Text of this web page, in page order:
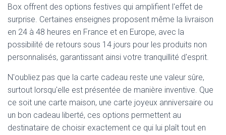
Box offrent des options festives qui amplifient l'effet de
surprise. Certaines enseignes proposent même la livraison
en 24 à 48 heures en France et en Europe, avec la
possibilité de retours sous 14 jours pour les produits non
personnalisés, garantissant ainsi votre tranquillité d'esprit.
N'oubliez pas que la carte cadeau reste une valeur sûre,
surtout lorsqu'elle est présentée de manière inventive. Que
ce soit une carte maison, une carte joyeux anniversaire ou
un bon cadeau liberté, ces options permettent au
destinataire de choisir exactement ce qui lui plaît tout en